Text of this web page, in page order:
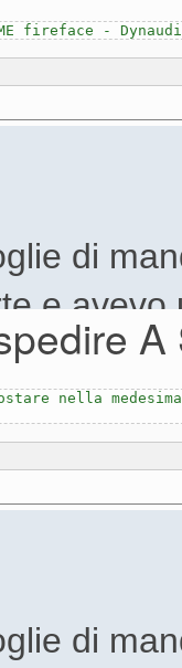
fireface -
di
e
foto!
nella
di